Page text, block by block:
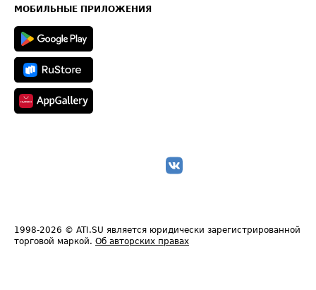
Техническая информация
МОБИЛЬНЫЕ ПРИЛОЖЕНИЯ
1998-2026 © ATI.SU является юридически зарегистрированной
торговой маркой. Об авторских правах